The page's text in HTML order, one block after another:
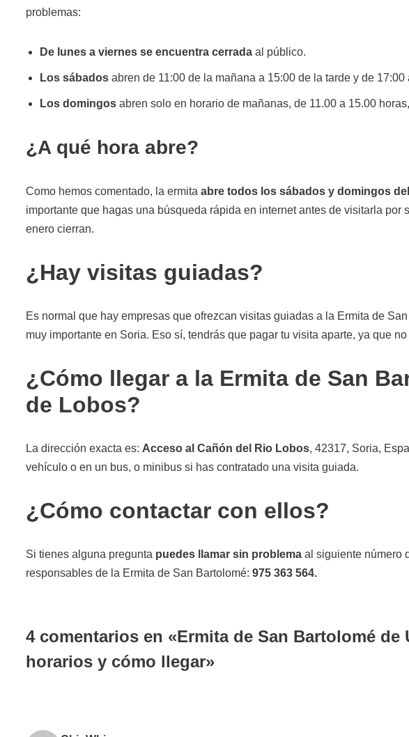
problemas:
De lunes a viernes se encuentra cerrada al público.
Los sábados abren de 11:00 de la mañana a 15:00 de la tarde y de 17:00
Los domingos abren solo en horario de mañanas, de 11.00 a 15.00
¿A qué hora abre?
Como hemos comentado, la ermita abre todos los sábados y domingos
importante que hagas una búsqueda rápida en internet antes de visitarla por
enero cierran.
¿Hay visitas guiadas?
Es normal que hay empresas que ofrezcan visitas guiadas a la Ermita de
muy importante en Soria. Eso sí, tendrás que pagar tu visita aparte, ya que
¿Cómo llegar a la Ermita de San
de Lobos?
La dirección exacta es: Acceso al Cañón del Rio Lobos, 42317, Soria,
vehículo o en un bus, o minibus si has contratado una visita guiada.
¿Cómo contactar con ellos?
Si tienes alguna pregunta puedes llamar sin problema al siguiente número
responsables de la Ermita de San Bartolomé: 975 363 564.
4 comentarios en «Ermita de San Bartolomé de
horarios y cómo llegar»